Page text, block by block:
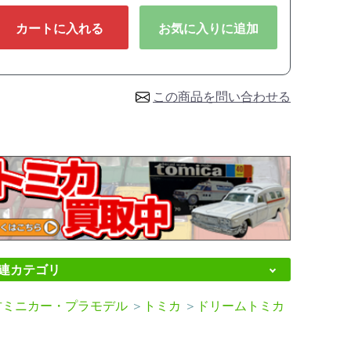
カートに入れる お気に入りに追加
この商品を問い合わせる
カテゴリ
ニカー・プラモデル ＞ トミカ ＞ ドリームトミカ